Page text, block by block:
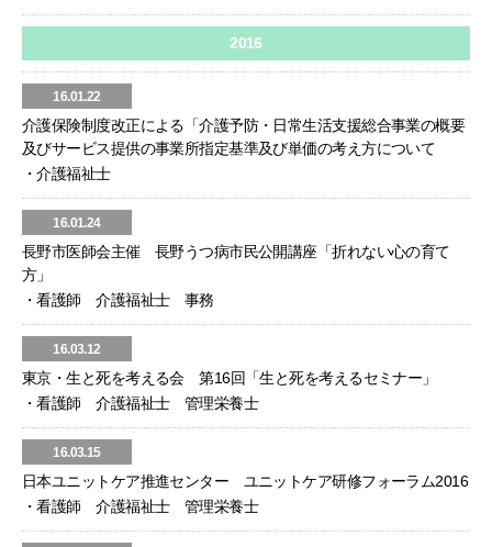
2016
16.01.22
介護保険制度改正による「介護予防・日常生活支援総合事業の概要
及びサービス提供の事業所指定基準及び単価の考え方について
・介護福祉士
16.01.24
長野市医師会主催 長野うつ病市民公開講座「折れない心の育て
方」
・看護師 介護福祉士 事務
16.03.12
東京・生と死を考える会 第16回「生と死を考えるセミナー」
・看護師 介護福祉士 管理栄養士
16.03.15
日本ユニットケア推進センター ユニットケア研修フォーラム2016
・看護師 介護福祉士 管理栄養士